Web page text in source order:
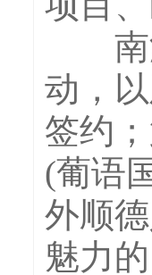
南海
动，
签约
(葡语
外顺
魅力